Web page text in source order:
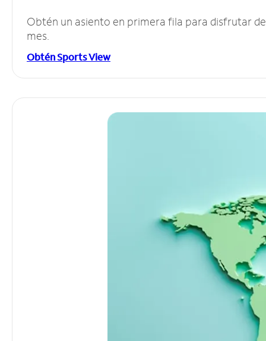
Obtén un asiento en primera fila para disfrutar
mes.
Obtén Sports View